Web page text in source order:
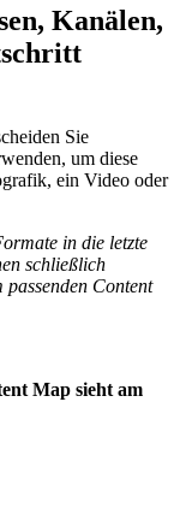
Kanälen,
Sie
um diese
ein Video oder
in die letzte
schließlich
Content
Map sieht am